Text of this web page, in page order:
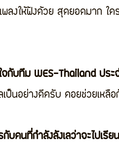
ลงให้ฟังด้วย สุดยอดมาก ใค
จกับทีม WES-Thailand ประ
ป็นอย่างดีครับ คอยช่วยเหลือ
กับคนที่กำลังลังเลว่าจะไปเรี